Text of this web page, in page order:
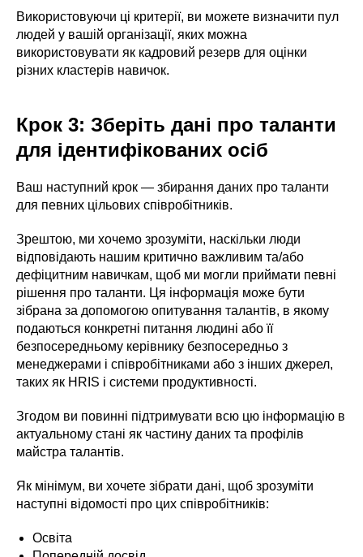
Використовуючи ці критерії, ви можете визначити пул
людей у ​​вашій організації, яких можна
використовувати як кадровий резерв для оцінки
різних кластерів навичок.
Крок 3: Зберіть дані про таланти
для ідентифікованих осіб
Ваш наступний крок — збирання даних про таланти
для певних цільових співробітників.
Зрештою, ми хочемо зрозуміти, наскільки люди
відповідають нашим критично важливим та/або
дефіцитним навичкам, щоб ми могли приймати певні
рішення про таланти. Ця інформація може бути
зібрана за допомогою опитування талантів, в якому
подаються конкретні питання людині або її
безпосередньому керівнику безпосередньо з
менеджерами і співробітниками або з інших джерел,
таких як HRIS і системи продуктивності.
Згодом ви повинні підтримувати всю цю інформацію в
актуальному стані як частину даних та профілів
майстра талантів.
Як мінімум, ви хочете зібрати дані, щоб зрозуміти
наступні відомості про цих співробітників:
Освіта